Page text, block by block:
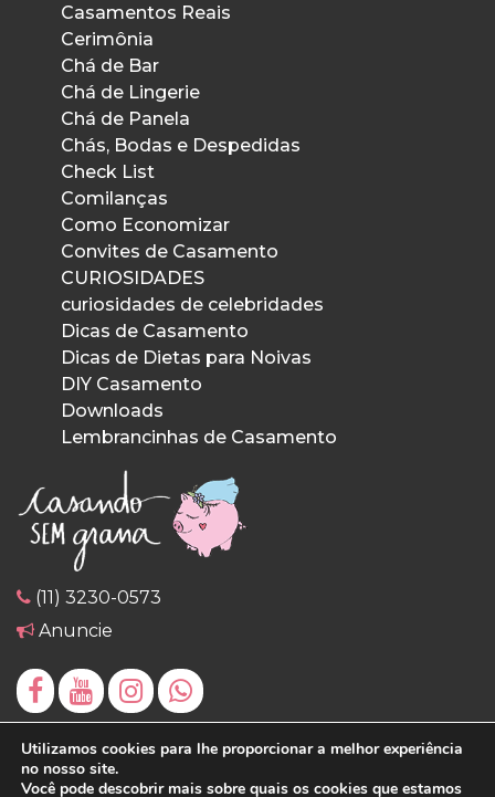
Casamentos Reais
Cerimônia
Chá de Bar
Chá de Lingerie
Chá de Panela
Chás, Bodas e Despedidas
Check List
Comilanças
Como Economizar
Convites de Casamento
CURIOSIDADES
curiosidades de celebridades
Dicas de Casamento
Dicas de Dietas para Noivas
DIY Casamento
Downloads
Lembrancinhas de Casamento
(11) 3230-0573
Anuncie
Utilizamos cookies para lhe proporcionar a melhor experiência
no nosso site.
Você pode descobrir mais sobre quais os cookies que estamos